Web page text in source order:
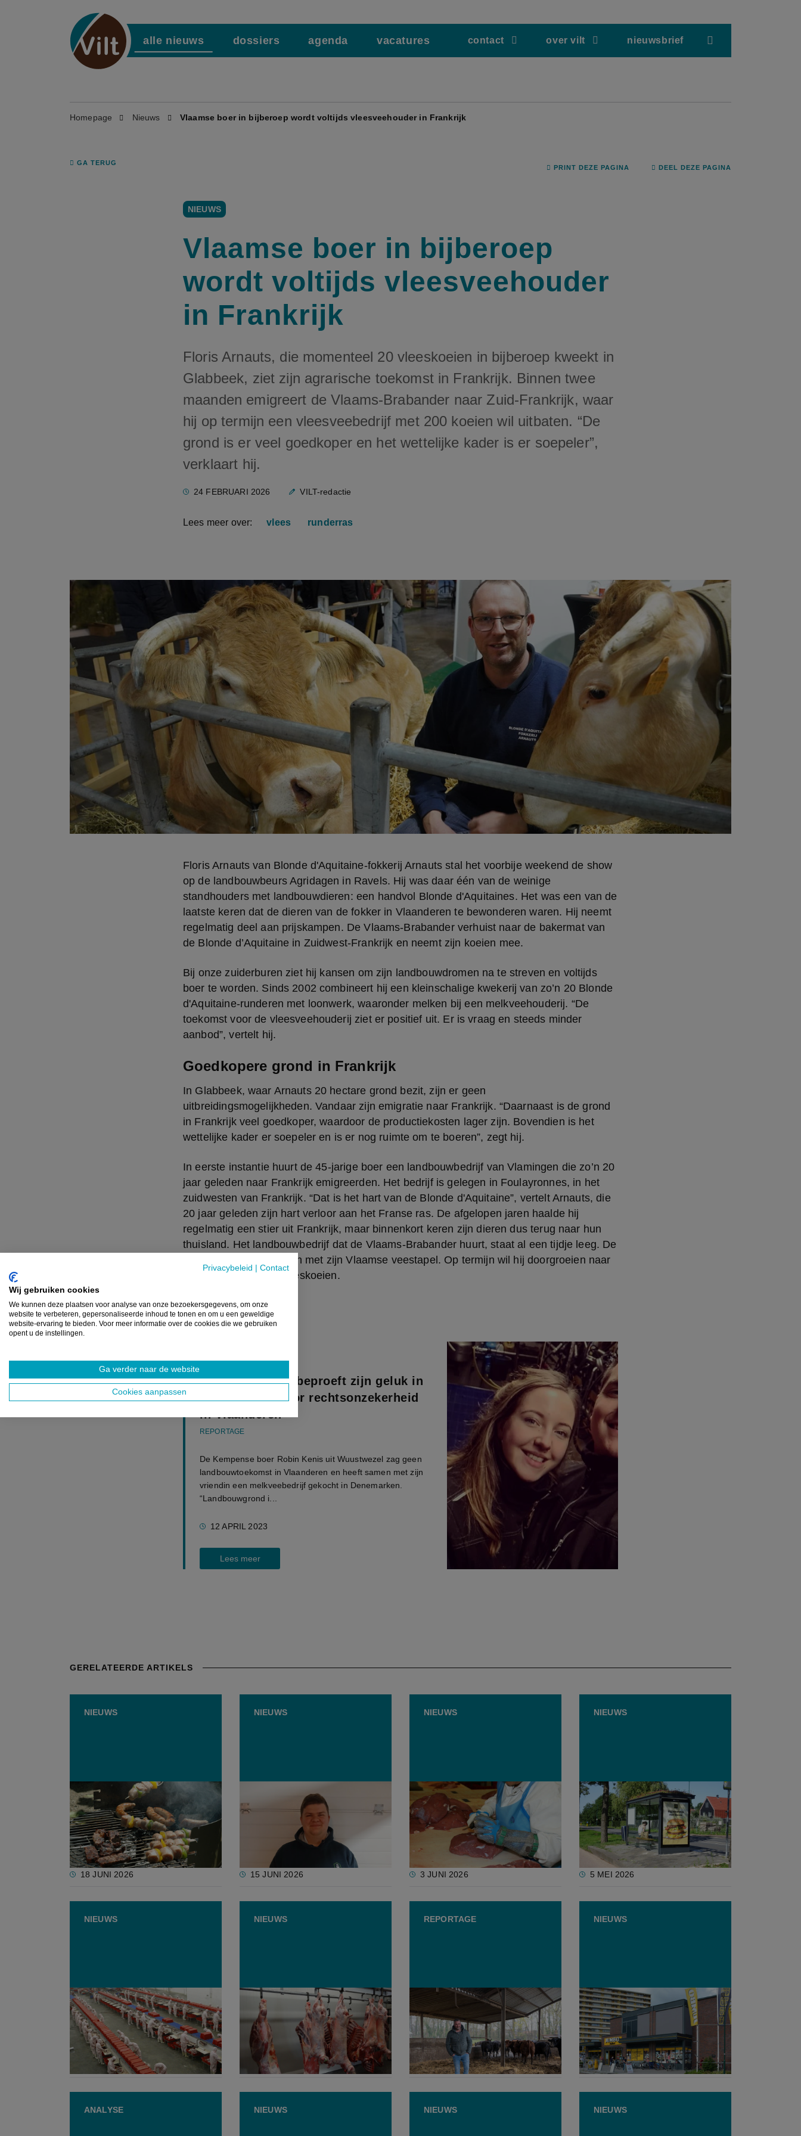
Privacybeleid Contact
Wij gebruiken cookies
We kunnen deze plaatsen voor analyse van onze bezoekersgegevens, om onze
website te verbeteren, gepersonaliseerde inhoud te tonen en om u een geweldige
website-ervaring te bieden. Voor meer informatie over de cookies die we gebruiken
opent u de instellingen.
Ga verder naar de website
Cookies aanpassen
alle nieuws dossiers agenda vacatures contact over vilt nieuwsbrief
Homepage Nieuws Vlaamse boer in bijberoep wordt voltijds vleesveehouder in Frankrijk
GA TERUG
PRINT DEZE PAGINA DEEL DEZE PAGINA
NIEUWS
Vlaamse boer in bijberoep
wordt voltijds vleesveehouder
in Frankrijk
Floris Arnauts, die momenteel 20 vleeskoeien in bijberoep kweekt in
Glabbeek, ziet zijn agrarische toekomst in Frankrijk. Binnen twee
maanden emigreert de Vlaams-Brabander naar Zuid-Frankrijk, waar
hij op termijn een vleesveebedrijf met 200 koeien wil uitbaten. “De
grond is er veel goedkoper en het wettelijke kader is er soepeler”,
verklaart hij.
24 FEBRUARI 2026 VILT-redactie
Lees meer over: vlees runderras
Floris Arnauts van Blonde d'Aquitaine-fokkerij Arnauts stal het voorbije weekend de show
op de landbouwbeurs Agridagen in Ravels. Hij was daar één van de weinige
standhouders met landbouwdieren: een handvol Blonde d'Aquitaines. Het was een van de
laatste keren dat de dieren van de fokker in Vlaanderen te bewonderen waren. Hij neemt
regelmatig deel aan prijskampen. De Vlaams-Brabander verhuist naar de bakermat van
de Blonde d’Aquitaine in Zuidwest-Frankrijk en neemt zijn koeien mee.
Bij onze zuiderburen ziet hij kansen om zijn landbouwdromen na te streven en voltijds
boer te worden. Sinds 2002 combineert hij een kleinschalige kwekerij van zo’n 20 Blonde
d'Aquitaine-runderen met loonwerk, waaronder melken bij een melkveehouderij. “De
toekomst voor de vleesveehouderij ziet er positief uit. Er is vraag en steeds minder
aanbod”, vertelt hij.
Goedkopere grond in Frankrijk
In Glabbeek, waar Arnauts 20 hectare grond bezit, zijn er geen
uitbreidingsmogelijkheden. Vandaar zijn emigratie naar Frankrijk. “Daarnaast is de grond
in Frankrijk veel goedkoper, waardoor de productiekosten lager zijn. Bovendien is het
wettelijke kader er soepeler en is er nog ruimte om te boeren”, zegt hij.
In eerste instantie huurt de 45-jarige boer een landbouwbedrijf van Vlamingen die zo’n 20
jaar geleden naar Frankrijk emigreerden. Het bedrijf is gelegen in Foulayronnes, in het
zuidwesten van Frankrijk. “Dat is het hart van de Blonde d'Aquitaine”, vertelt Arnauts, die
20 jaar geleden zijn hart verloor aan het Franse ras. De afgelopen jaren haalde hij
regelmatig een stier uit Frankrijk, maar binnenkort keren zijn dieren dus terug naar hun
thuisland. Het landbouwbedrijf dat de Vlaams-Brabander huurt, staat al een tijdje leeg. De
stallen wil Arnauts vullen met zijn Vlaamse veestapel. Op termijn wil hij doorgroeien naar
een bedrijf met 200 vleeskoeien.
Kempense boer beproeft zijn geluk in
Denemarken door rechtsonzekerheid
in Vlaanderen
REPORTAGE
De Kempense boer Robin Kenis uit Wuustwezel zag geen
landbouwtoekomst in Vlaanderen en heeft samen met zijn
vriendin een melkveebedrijf gekocht in Denemarken.
“Landbouwgrond i...
12 APRIL 2023
Lees meer
GERELATEERDE ARTIKELS
NIEUWS
BBQ-tijd! Dit is het favoriete
vleesje van de Belg op de grill
18 JUNI 2026
NIEUWS
17-jarige Benght maakt
charcuterie zonder E-
nummers: “Ik werk puur op het
vlees en de kruiden”
15 JUNI 2026
NIEUWS
Onderzoek in vleesketen:
"Voedselverlies draait niet
alleen om afval, maar ook om
verloren waarde"
3 JUNI 2026
NIEUWS
Amsterdam bant vleesreclame
uit publieke ruimte
5 MEI 2026
NIEUWS
"Als China exporteur van het
nieuwe vlees wordt, kantelt de
wereldmarkt"
4 MEI 2026
NIEUWS
Slachthuis Kortenaken bijna
klaar om uit de startblokken te
gaan
10 APRIL 2026
REPORTAGE
Limburgse melkveehouder
buigt natuurdruk om in zijn
voordeel
27 MAART 2026
NIEUWS
Experiment mislukt: Jumbo
hervat stuntprijzen voor vers
vlees
19 MAART 2026
ANALYSE NIEUWS NIEUWS NIEUWS